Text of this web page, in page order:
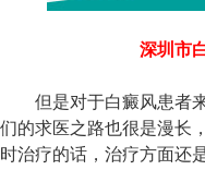
深圳市
但是对于白癜风患者来
们的求医之路也很是漫长
时治疗的话，治疗方面还